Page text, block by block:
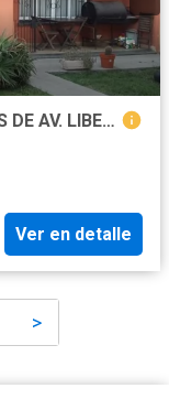
TRES VIVIENDAS EN BLOK A METROS DE AV. LIBERTAD S/ LOTE DE 396 M2, C/COCHERA P/DOS VEHICULOS C/PORTÓN AUTOMTICO
Ver en detalle
>